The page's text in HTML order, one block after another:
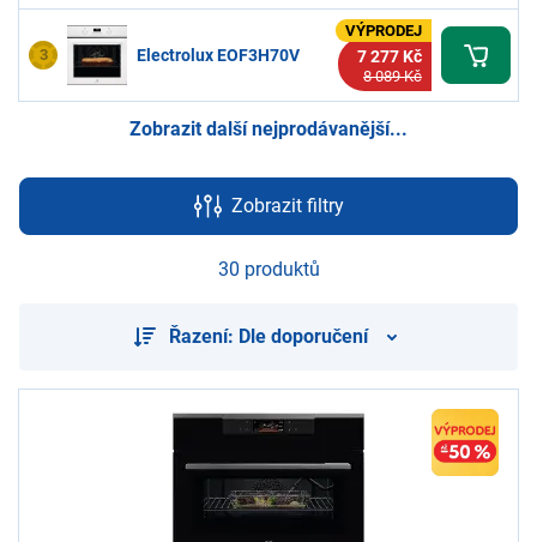
3 Electrolux EOF3H70V
VÝPRODEJ
7 277 Kč
8 089 Kč
Zobrazit další nejprodávanější...
Zobrazit filtry
30 produktů
Řazení: Dle doporučení